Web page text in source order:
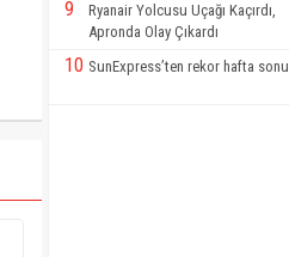
9
Ryanair Yolcusu Uçağı Kaçırdı,
Apronda Olay Çıkardı
10 SunExpress’ten rekor hafta sonu